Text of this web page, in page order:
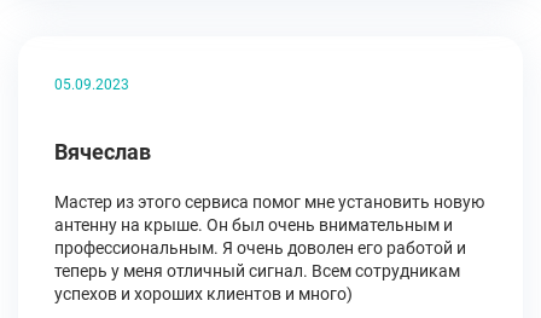
05.09.2023
Вячеслав
Мастер из этого сервиса помог мне установить новую
антенну на крыше. Он был очень внимательным и
профессиональным. Я очень доволен его работой и
теперь у меня отличный сигнал. Всем сотрудникам
успехов и хороших клиентов и много)